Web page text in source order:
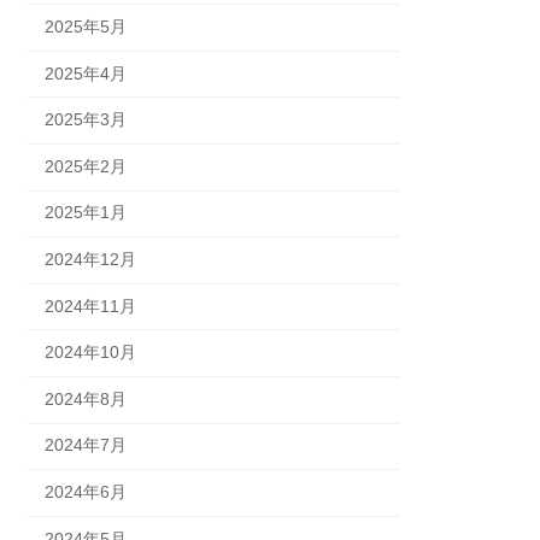
2025年5月
2025年4月
2025年3月
2025年2月
2025年1月
2024年12月
2024年11月
2024年10月
2024年8月
2024年7月
2024年6月